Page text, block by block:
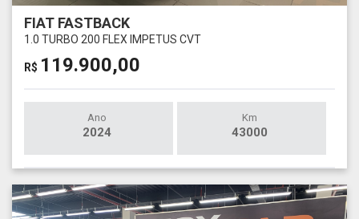
FIAT FASTBACK
1.0 TURBO 200 FLEX IMPETUS CVT
R$ 119.900,00
Ano
2024
Km
43000